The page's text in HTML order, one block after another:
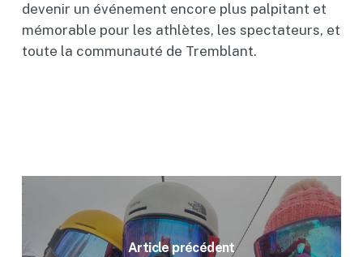
devenir un événement encore plus palpitant et
mémorable pour les athlètes, les spectateurs, et
toute la communauté de Tremblant.
Article précédent